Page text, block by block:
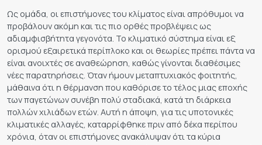
Ως ομάδα, οι επιστήμονες του κλίματος είναι απρόθυμοι να
προβάλουν ακόμη και τις πιο ορθές προβλέψεις ως
αδιαμφισβήτητα γεγονότα. Το κλιματικό σύστημα είναι εξ
ορισμού εξαιρετικά περίπλοκο και οι θεωρίες πρέπει πάντα να
είναι ανοιχτές σε αναθεώρηση, καθώς γίνονται διαθέσιμες
νέες παρατηρήσεις. Όταν ήμουν μεταπτυχιακός φοιτητής,
μάθαινα ότι η θέρμανση που καθόρισε το τέλος μιας εποχής
των παγετώνων συνέβη πολύ σταδιακά, κατά τη διάρκεια
πολλών χιλιάδων ετών. Αυτή η άποψη, για τις υποτονικές
κλιματικές αλλαγές, καταρρίφθηκε πριν από δέκα περίπου
χρόνια, όταν οι επιστήμονες ανακάλυψαν ότι τα κύρια